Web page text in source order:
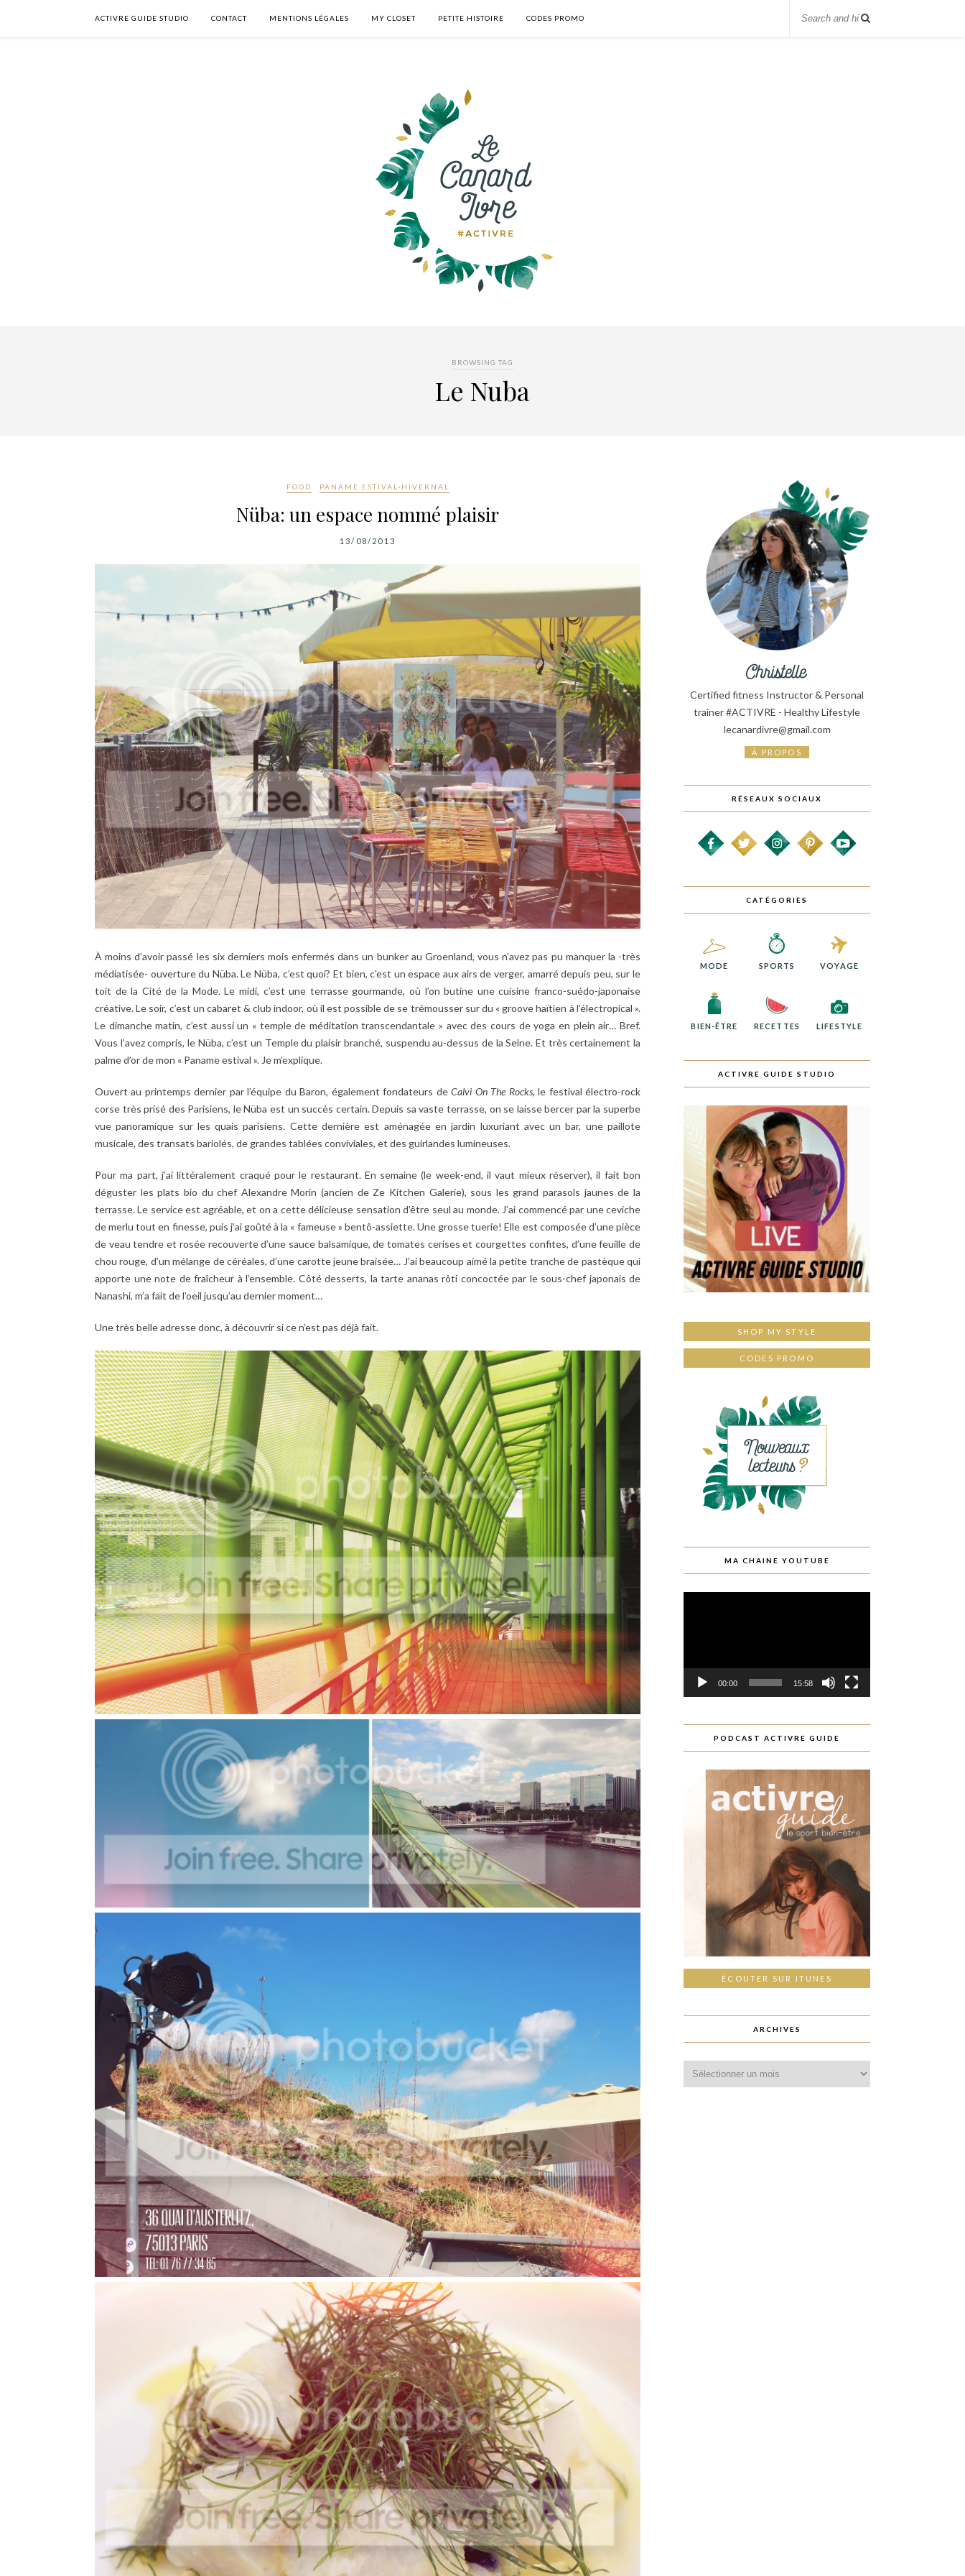
ACTIVRE GUIDE STUDIO CONTACT MENTIONS LÉGALES MY CLOSET PETITE HISTOIRE CODES PROMO
BROWSING TAG
Le Nuba
FOOD PANAME ESTIVAL-HIVERNAL
Nüba: un espace nommé plaisir
13/08/2013
À moins d’avoir passé les six derniers mois enfermés dans un bunker au Groenland, vous n’avez pas pu manquer la -très
médiatisée- ouverture du Nüba. Le Nüba, c’est quoi? Et bien, c’est un espace aux airs de verger, amarré depuis peu, sur le
toit de la Cité de la Mode. Le midi, c’est une terrasse gourmande, où l’on butine une cuisine franco-suédo-japonaise
créative. Le soir, c’est un cabaret & club indoor, où il est possible de se trémousser sur du « groove haïtien à l’électropical ».
Le dimanche matin, c’est aussi un « temple de méditation transcendantale » avec des cours de yoga en plein air… Bref.
Vous l’avez compris, le Nüba, c’est un Temple du plaisir branché, suspendu au-dessus de la Seine. Et très certainement la
palme d’or de mon « Paname estival ». Je m’explique.
Ouvert au printemps dernier par l’équipe du Baron, également fondateurs deCalvi On The Rocks, le festival électro-rock
corse très prisé des Parisiens, le Nüba est un succès certain. Depuis sa vaste terrasse, on se laisse bercer par la superbe
vue panoramique sur les quais parisiens. Cette dernière est aménagée en jardin luxuriant avec un bar, une paillote
musicale, des transats bariolés, de grandes tablées conviviales, et des guirlandes lumineuses.
Pour ma part, j’ai littéralement craqué pour le restaurant. En semaine (le week-end, il vaut mieux réserver), il fait bon
déguster les plats bio du chef Alexandre Morin (ancien de Ze Kitchen Galerie), sous les grand parasols jaunes de la
terrasse. Le service est agréable, et on a cette délicieuse sensation d’être seul au monde. J’ai commencé par une ceviche
de merlu tout en finesse, puis j’ai goûté à la « fameuse » bentô-assiette. Une grosse tuerie! Elle est composée d’une pièce
de veau tendre et rosée recouverte d’une sauce balsamique, de tomates cerises et courgettes confites, d’une feuille de
chou rouge, d’un mélange de céréales, d’une carotte jeune braisée… J’ai beaucoup aimé la petite tranche de pastèque qui
apporte une note de fraîcheur à l’ensemble. Côté desserts, la tarte ananas rôti concoctée par le sous-chef japonais de
Nanashi, m’a fait de l’oeil jusqu’au dernier moment…
Une très belle adresse donc, à découvrir si ce n’est pas déjà fait.
Certified fitness Instructor & Personal
trainer #ACTIVRE - Healthy Lifestyle
lecanardivre@gmail.com
À PROPOS
RÉSEAUX SOCIAUX
CATÉGORIES
MODE SPORTS VOYAGE
BIEN-ÊTRE RECETTES LIFESTYLE
ACTIVRE GUIDE STUDIO
SHOP MY STYLE
CODES PROMO
MA CHAINE YOUTUBE
00:00 15:58
PODCAST ACTIVRE GUIDE
ÉCOUTER SUR ITUNES
ARCHIVES